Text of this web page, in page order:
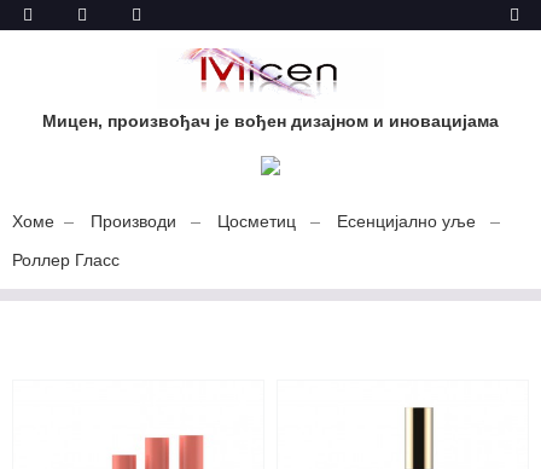
Мицен, произвођач је вођен дизајном и иновацијама
Хоме Производи Цосметиц
Есенцијално уље
Роллер Гласс